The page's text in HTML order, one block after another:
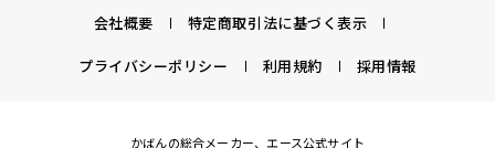
会社概要 特定商取引法に基づく表示
プライバシーポリシー 利用規約 採用情報
かばんの総合メーカー、エース公式サイト